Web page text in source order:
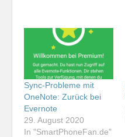
Sync-Probleme mit
OneNote: Zurück bei
Evernote
29. August 2020
In "SmartPhoneFan.de"